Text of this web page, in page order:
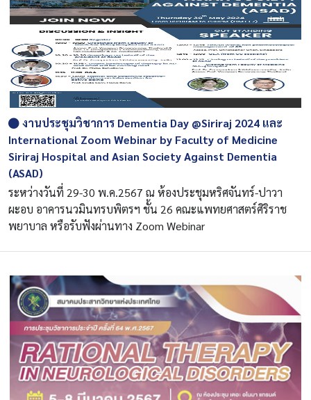
งานประชุมวิชาการ Dementia Day @Siriraj 2024 และ
International Zoom Webinar by Faculty of Medicine
Siriraj Hospital and Asian Society Against Dementia
(ASAD)
ระหว่างวันที่ 29-30 พ.ค.2567 ณ ห้องประชุมหริศจันทร์-ปาวา
ผะอบ อาคารนวมินทรบพิตรฯ ชั้น 26 คณะแพทยศาสตร์ศิริราช
พยาบาล หรือรับฟังผ่านทาง Zoom Webinar